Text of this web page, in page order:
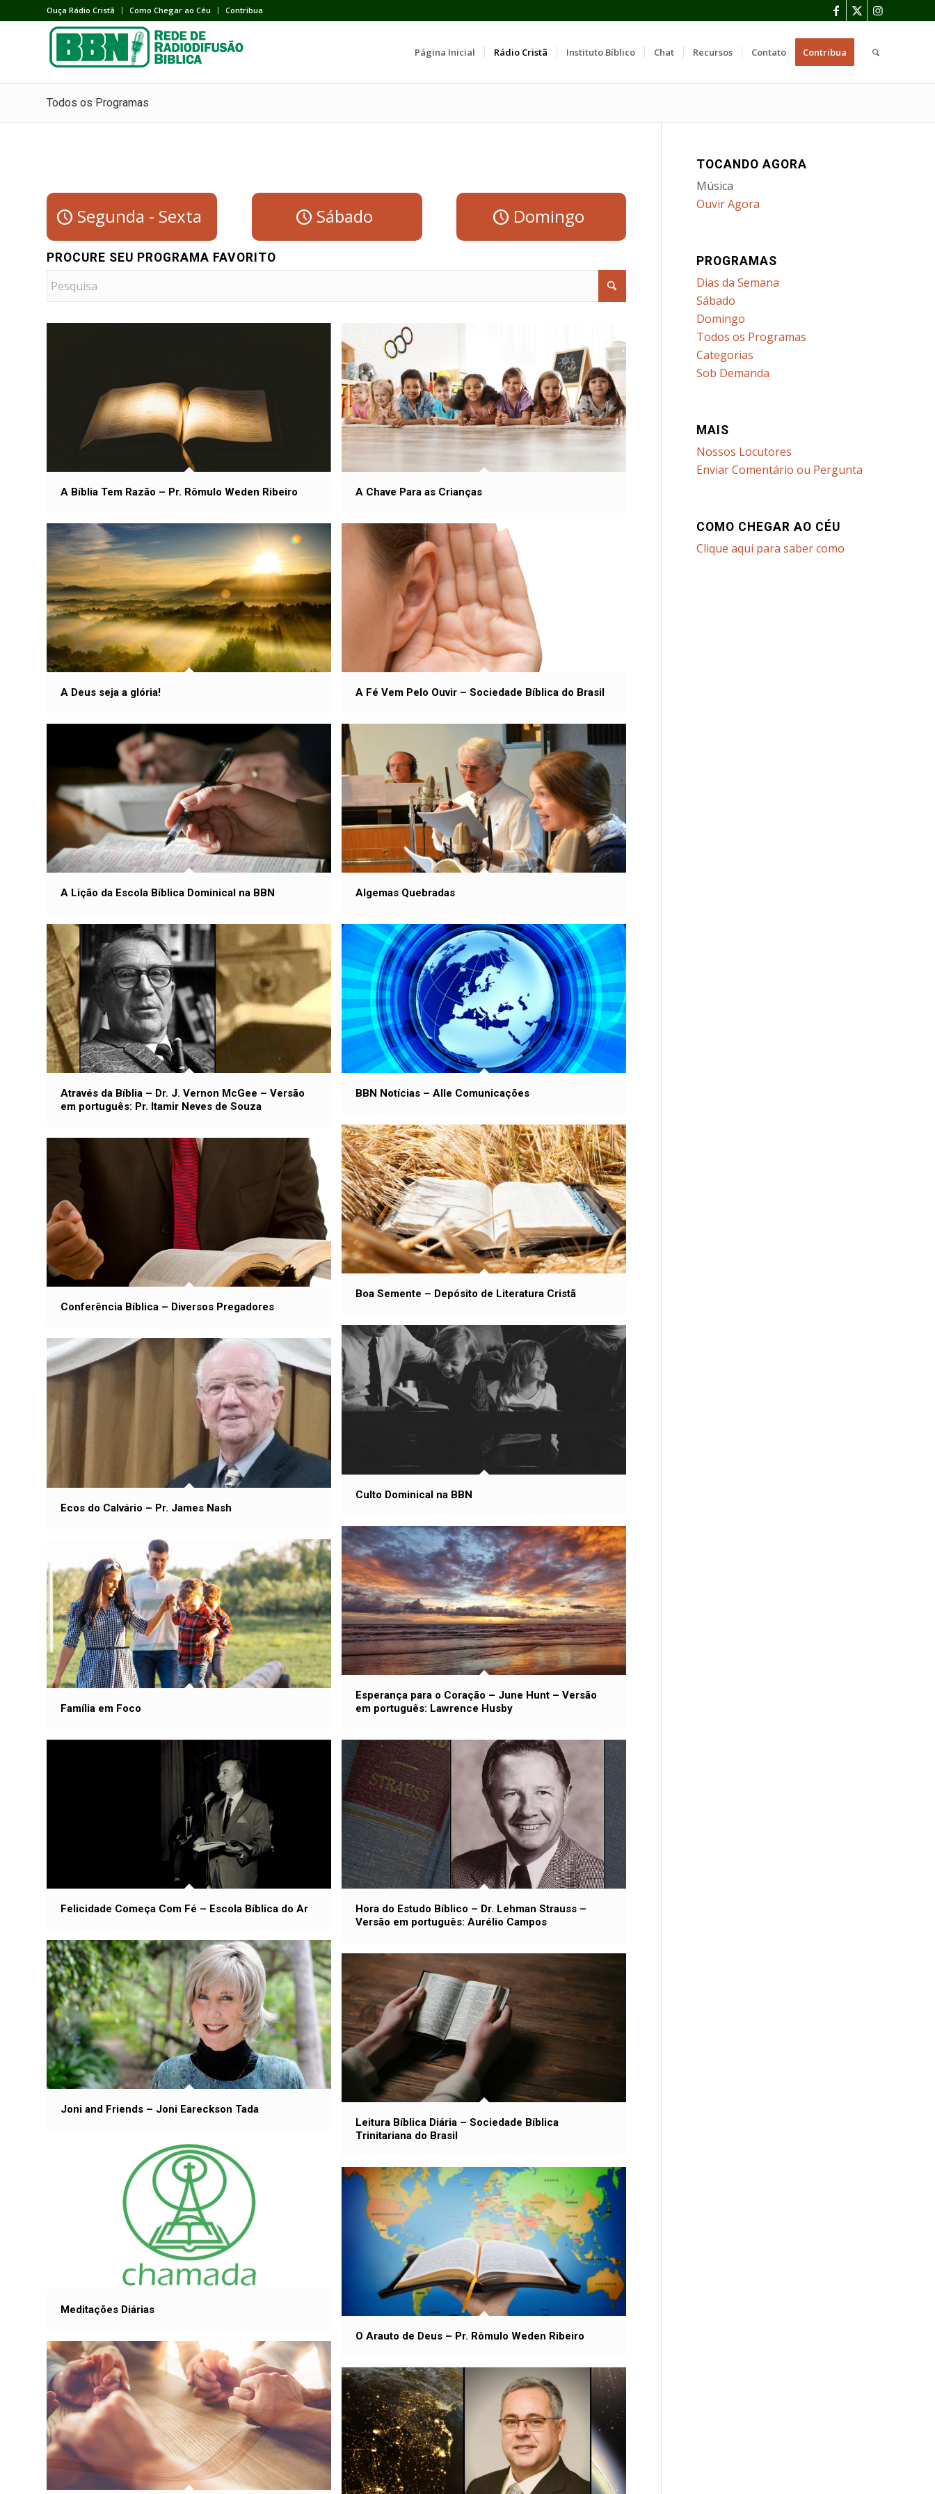
Ouça Rádio Cristã Como Chegar ao Céu Contribua
Página Inicial Rádio Cristã Instituto Bíblico Chat Recursos Contato Contribua
Todos os Programas
Segunda - Sexta Sábado Domingo
PROCURE SEU PROGRAMA FAVORITO
A Bíblia Tem Razão – Pr. Rômulo Weden Ribeiro A Chave Para as Crianças
A Deus seja a glória! A Fé Vem Pelo Ouvir – Sociedade Bíblica do Brasil
A Lição da Escola Bíblica Dominical na BBN Algemas Quebradas
Através da Bíblia – Dr. J. Vernon McGee – Versão
em português: Pr. Itamir Neves de Souza
BBN Notícias – Alle Comunicações
Boa Semente – Depósito de Literatura Cristã
Conferência Bíblica – Diversos Pregadores
Culto Dominical na BBN
Ecos do Calvário – Pr. James Nash
Esperança para o Coração – June Hunt – Versão
em português: Lawrence Husby
Família em Foco
Felicidade Começa Com Fé – Escola Bíblica do Ar
Hora do Estudo Bíblico – Dr. Lehman Strauss –
Versão em português: Aurélio Campos
Joni and Friends – Joni Eareckson Tada
Leitura Bíblica Diária – Sociedade Bíblica
Trinitariana do Brasil
Meditações Diárias
O Arauto de Deus – Pr. Rômulo Weden Ribeiro
TOCANDO AGORA
Música
Ouvir Agora
PROGRAMAS
Dias da Semana
Sábado
Domingo
Todos os Programas
Categorias
Sob Demanda
MAIS
Nossos Locutores
Enviar Comentário ou Pergunta
COMO CHEGAR AO CÉU
Clique aqui para saber como